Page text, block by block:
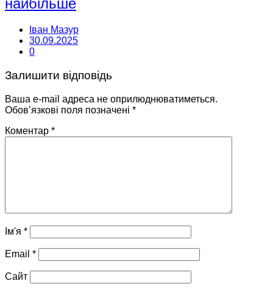
найбільше
Іван Мазур
30.09.2025
0
Залишити відповідь
Ваша e-mail адреса не оприлюднюватиметься.
Обов’язкові поля позначені *
Коментар *
Ім'я *
Email *
Сайт